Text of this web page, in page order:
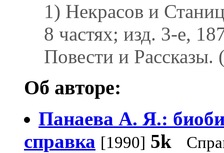
1) Некрасов и
8 частях; изд. 3-е,
Повести и
Об авторе:
Панаева А. Я.:
справка [1990] 5k